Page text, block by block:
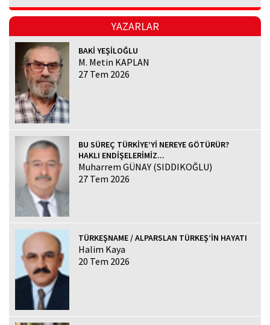
YAZARLAR
BAKİ YEŞİLOĞLU
M. Metin KAPLAN
27 Tem 2026
BU SÜREÇ TÜRKİYE’Yİ NEREYE GÖTÜRÜR?
HAKLI ENDİŞELERİMİZ...
Muharrem GÜNAY (SIDDIKOĞLU)
27 Tem 2026
TÜRKEŞNAME / ALPARSLAN TÜRKEŞ’İN HAYATI
Halim Kaya
20 Tem 2026